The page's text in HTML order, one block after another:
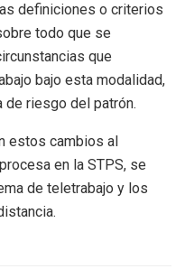
definiciones o criterios
todo que se
que
bajo esta modalidad,
de riesgo del patrón.
estos cambios al
en la STPS, se
de teletrabajo y los